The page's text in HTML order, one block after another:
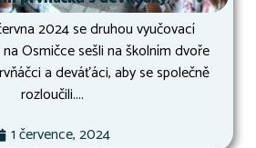
2024 se druhou vyučovací
Osmičce sešli na školním dvoře
a deváťáci, aby se společně
rozloučili....
1 července, 2024